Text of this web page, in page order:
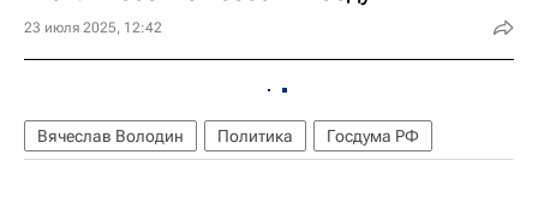
23 июля 2025, 12:42
Вячеслав Володин Политика Госдума РФ